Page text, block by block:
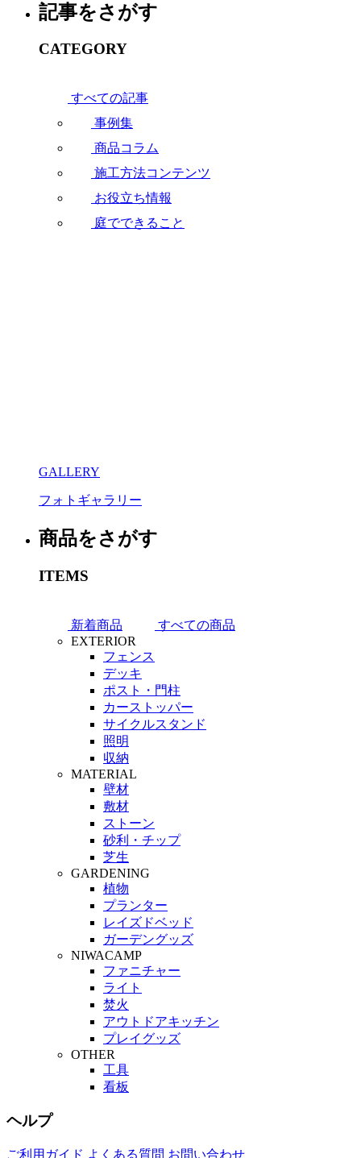
記事をさがす
CATEGORY
すべての記事
事例集
商品コラム
施工方法コンテンツ
お役立ち情報
庭でできること
GALLERY
フォトギャラリー
商品をさがす
ITEMS
新着商品
すべての商品
EXTERIOR
フェンス
デッキ
ポスト・門柱
カーストッパー
サイクルスタンド
照明
収納
MATERIAL
壁材
敷材
ストーン
砂利・チップ
芝生
GARDENING
植物
プランター
レイズドベッド
ガーデングッズ
NIWACAMP
ファニチャー
ライト
焚火
アウトドアキッチン
プレイグッズ
OTHER
工具
看板
ヘルプ
ご利用ガイド よくある質問 お問い合わせ